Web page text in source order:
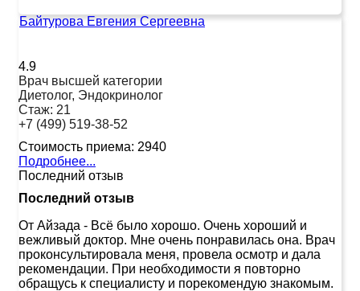
Байтурова Евгения Сергеевна
4.9
Врач высшей категории
Диетолог, Эндокринолог
Стаж: 21
+7 (499) 519-38-52
Стоимость приема: 2940
Подробнее...
Последний отзыв
Последний отзыв
От Айзада - Всё было хорошо. Очень хороший и
вежливый доктор. Мне очень понравилась она. Врач
проконсультировала меня, провела осмотр и дала
рекомендации. При необходимости я повторно
обращусь к специалисту и порекомендую знакомым.